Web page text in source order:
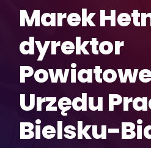
Marek
dyrektor
Urzędu
Bielsku-